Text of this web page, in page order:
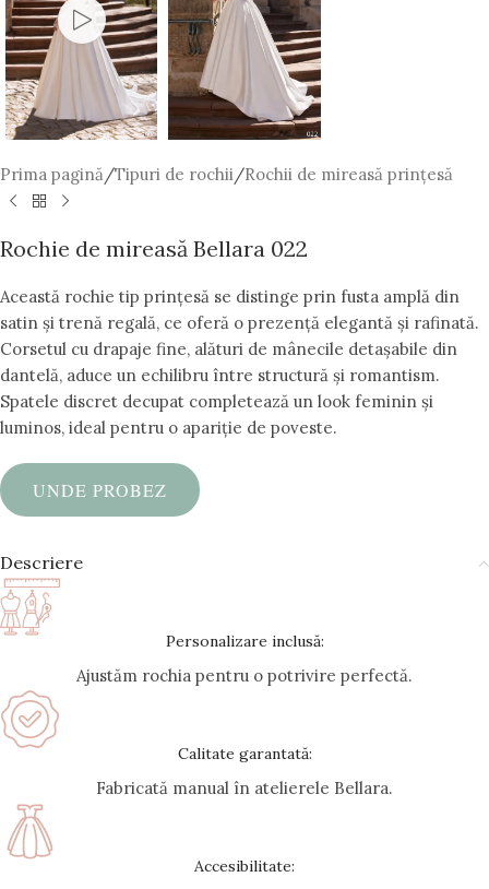
Prima pagină/Tipuri de rochii/Rochii de mireasă prințesă
Rochie de mireasă Bellara 022
Această rochie tip prințesă se distinge prin fusta amplă din
satin și trenă regală, ce oferă o prezență elegantă și rafinată.
Corsetul cu drapaje fine, alături de mânecile detașabile din
dantelă, aduce un echilibru între structură și romantism.
Spatele discret decupat completează un look feminin și
luminos, ideal pentru o apariție de poveste.
UNDE PROBEZ
Descriere
Personalizare inclusă:
Ajustăm rochia pentru o potrivire perfectă.
Calitate garantată:
Fabricată manual în atelierele Bellara.
Accesibilitate: